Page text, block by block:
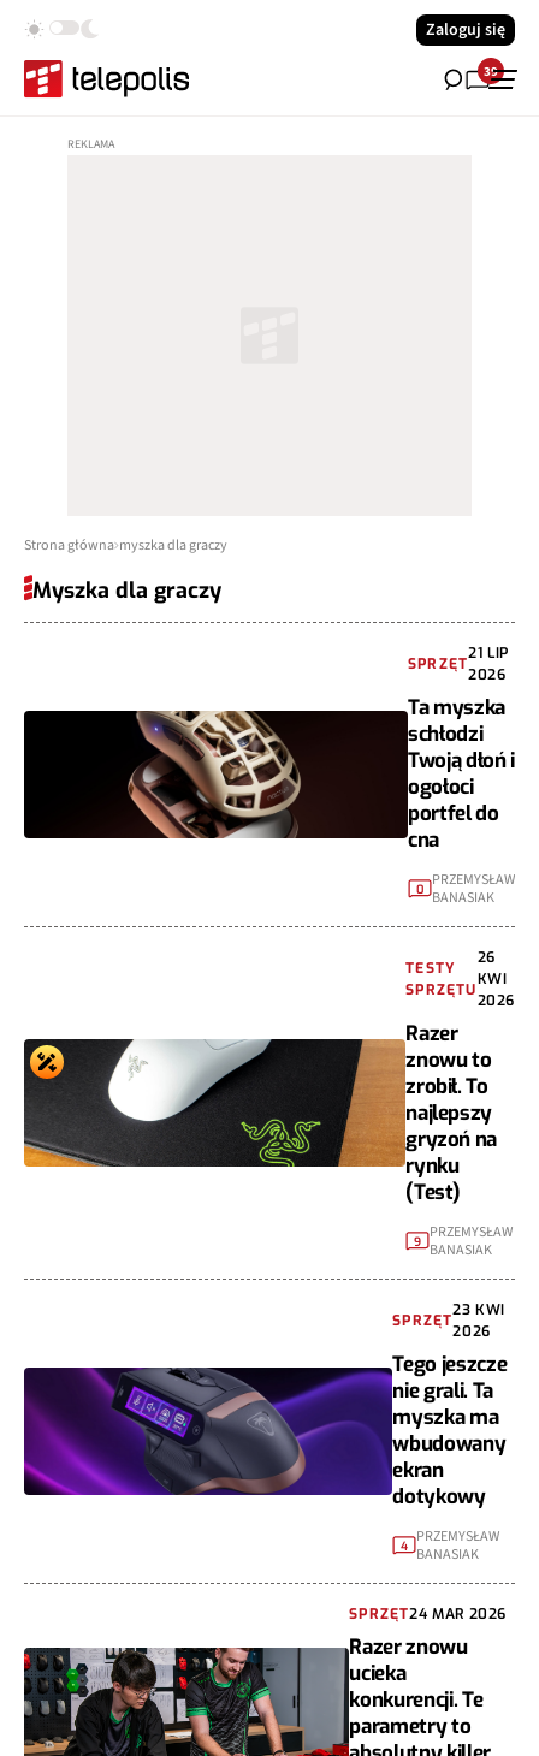
Zaloguj się
39
Strona główna myszka dla graczy
Myszka dla graczy
SPRZĘT
21 LIP
2026
Ta myszka
schłodzi
Twoją dłoń i
ogołoci
portfel do
cna
0
PRZEMYSŁAW
BANASIAK
TESTY
SPRZĘTU
26
KWI
2026
Razer
znowu to
zrobił. To
najlepszy
gryzoń na
rynku
(Test)
9
PRZEMYSŁAW
BANASIAK
SPRZĘT
23 KWI
2026
Tego jeszcze
nie grali. Ta
myszka ma
wbudowany
ekran
dotykowy
4
PRZEMYSŁAW
BANASIAK
SPRZĘT24 MAR 2026
Razer znowu
ucieka
konkurencji. Te
parametry to